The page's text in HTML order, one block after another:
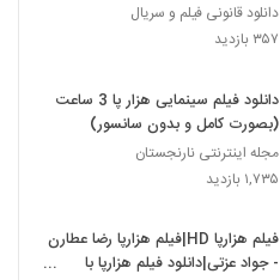
دانلود قانونی فیلم و سریال
۳۵۷ بازدید
دانلود فیلم سینمایی هزار پا 3 ساعت
(بصورت کامل و بدون سانسور)
مجله اینترنتی نارنجستان
۱,۷۳۵ بازدید
فیلم هزارپا HD|فیلم هزارپا رضا عطارن
- جواد عزتی|دانلود فیلم هزارپا با